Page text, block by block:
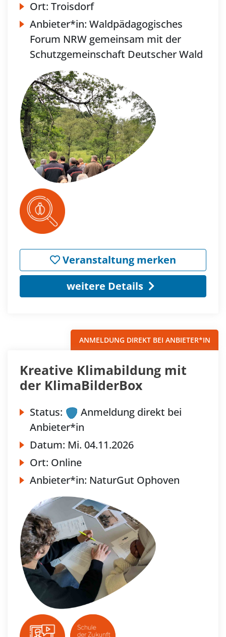
Ort: Troisdorf
Anbieter*in: Waldpädagogisches
Forum NRW gemeinsam mit der
Schutzgemeinschaft Deutscher Wald
Veranstaltung merken
weitere Details
ANMELDUNG DIREKT BEI ANBIETER*IN
Kreative Klimabildung mit
der KlimaBilderBox
Status:
Anmeldung direkt bei
Anbieter*in
Datum: Mi. 04.11.2026
Ort: Online
Anbieter*in: NaturGut Ophoven